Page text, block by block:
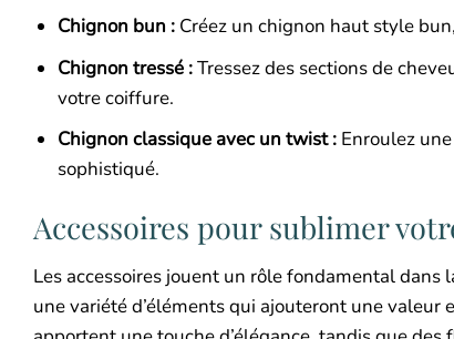
Chignon bun : Créez un chignon haut style
Chignon tressé :Tressez des sections de
votre coiffure.
Chignon classique avec un twist : Enroulez
sophistiqué.
Accessoires pour sublimer
Les accessoires jouent un rôle fondamental
une variété d’éléments qui ajouteront une valeur